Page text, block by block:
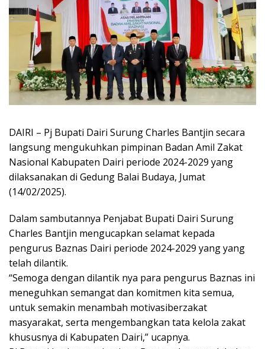
DAIRI – Pj Bupati Dairi Surung Charles Bantjin secara
langsung mengukuhkan pimpinan Badan Amil Zakat
Nasional Kabupaten Dairi periode 2024-2029 yang
dilaksanakan di Gedung Balai Budaya, Jumat
(14/02/2025).
Dalam sambutannya Penjabat Bupati Dairi Surung
Charles Bantjin mengucapkan selamat kepada
pengurus Baznas Dairi periode 2024-2029 yang yang
telah dilantik.
“Semoga dengan dilantik nya para pengurus Baznas ini
meneguhkan semangat dan komitmen kita semua,
untuk semakin menambah motivasiberzakat
masyarakat, serta mengembangkan tata kelola zakat
khususnya di Kabupaten Dairi,” ucapnya.